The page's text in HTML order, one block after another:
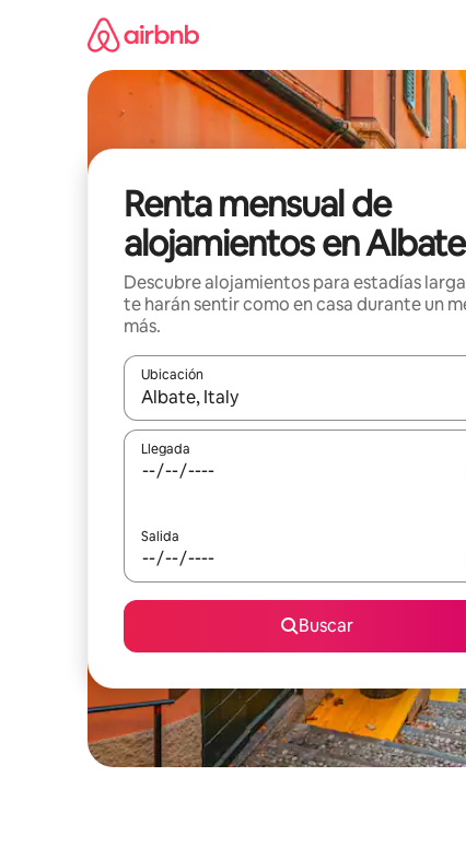
Renta mensual de
alojamientos en Albate
Descubre alojamientos para estadías
te harán sentir como en casa durante un
más.
Ubicación
Cuando los resultados estén disponibles,
Llegada
Salida
Buscar